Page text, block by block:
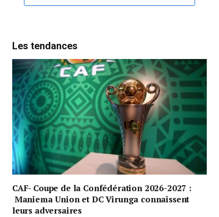
Les tendances
CAF- Coupe de la Confédération 2026-2027 :
Maniema Union et DC Virunga connaissent
leurs adversaires